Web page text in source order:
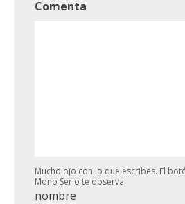
Comenta
Mucho ojo con lo que escribes. El
Mono Serio te observa.
nombre